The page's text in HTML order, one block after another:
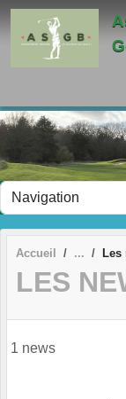
Accueil Les
LES
1 news
Panneau de